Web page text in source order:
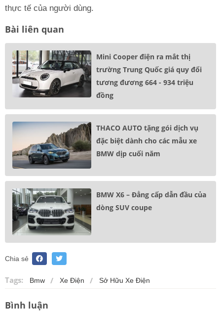
thực tế của người dùng.
Bài liên quan
Mini Cooper điện ra mắt thị
trường Trung Quốc giá quy đổi
tương đương 664 - 934 triệu
đồng
THACO AUTO tặng gói dịch vụ
đặc biệt dành cho các mẫu xe
BMW dịp cuối năm
BMW X6 – Đẳng cấp dẫn đầu của
dòng SUV coupe
Chia sẻ
Tags: Bmw Xe Điện Sở Hữu Xe Điện
Bình luận